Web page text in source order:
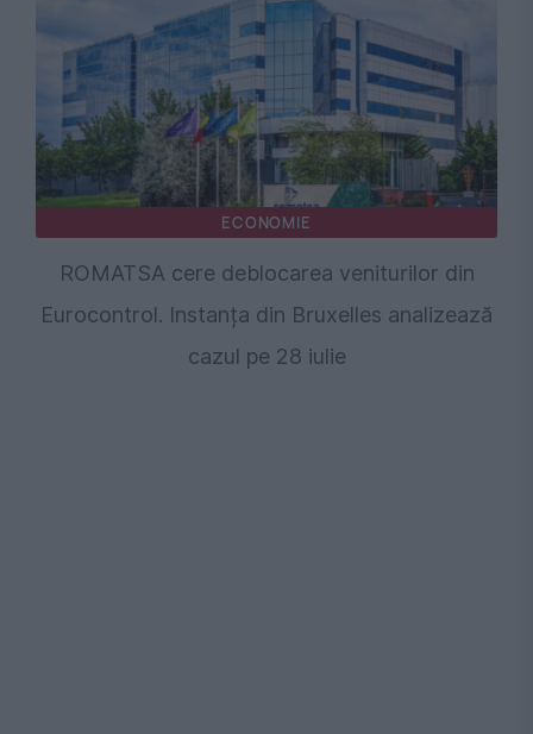
ECONOMIE
ROMATSA cere deblocarea veniturilor din
Eurocontrol. Instanța din Bruxelles analizează
cazul pe 28 iulie